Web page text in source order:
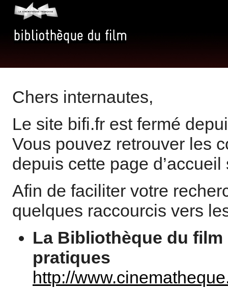
Chers internautes,
Le site bifi.fr est fermé
Vous pouvez retrouver les
depuis cette page
Afin de faciliter votre
quelques raccourcis vers
La Bibliothèque du
pratiques
http://